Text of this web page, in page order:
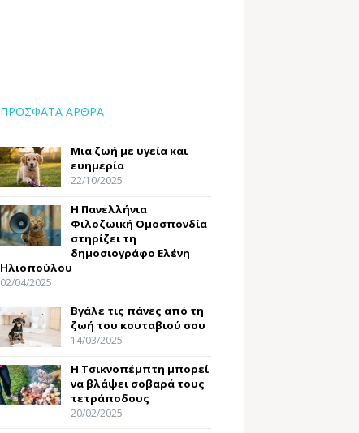
ΠΡΟΣΦΑΤΑ ΑΡΘΡΑ
Μια ζωή με υγεία και
ευημερία
22/10/2025
Η Πανελλήνια
Φιλοζωική Ομοσπονδία
στηρίζει τη
δημοσιογράφο Ελένη
Ηλιοπούλου
02/04/2025
Βγάλε τις πάνες από τη
ζωή του κουταβιού σου
14/03/2025
Η Τσικνοπέμπτη μπορεί
να βλάψει σοβαρά τους
τετράποδους
20/02/2025